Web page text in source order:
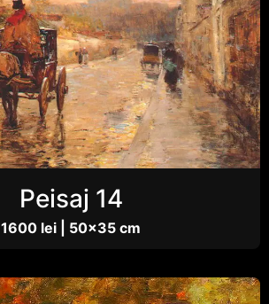
Peisaj 14
1600 lei | 50×35 cm